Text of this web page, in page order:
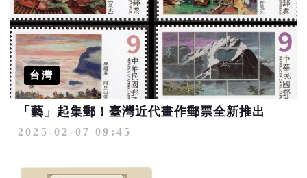
台灣
「藝」起集郵！臺灣近代畫作郵票全新推出
2025-02-07 09:45